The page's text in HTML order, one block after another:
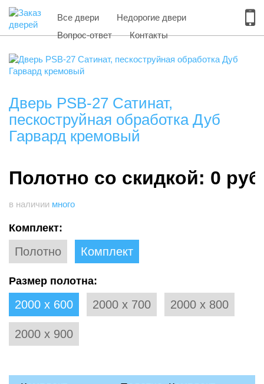
Все двери
Недорогие двери
Вопрос-ответ
Контакты
Дверь PSB-27 Сатинат,
пескоструйная обработка Дуб
Гарвард кремовый
Полотно со скидкой: 0 руб
в наличии много
Комплект:
Полотно Комплект
Размер полотна:
2000 х 600 2000 х 700 2000 х 800
2000 х 900